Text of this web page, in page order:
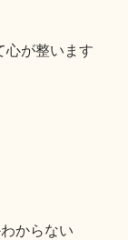
心が整います
からない